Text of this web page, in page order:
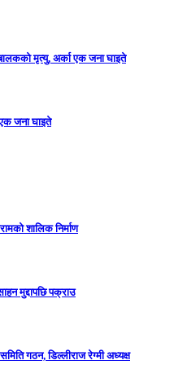
बालकको मृत्यु, अर्का एक जना घाइते
जना घाइते
शालिक निर्माण
मुद्दापछि पक्राउ
गठन, डिल्लीराज रेग्मी अध्यक्ष